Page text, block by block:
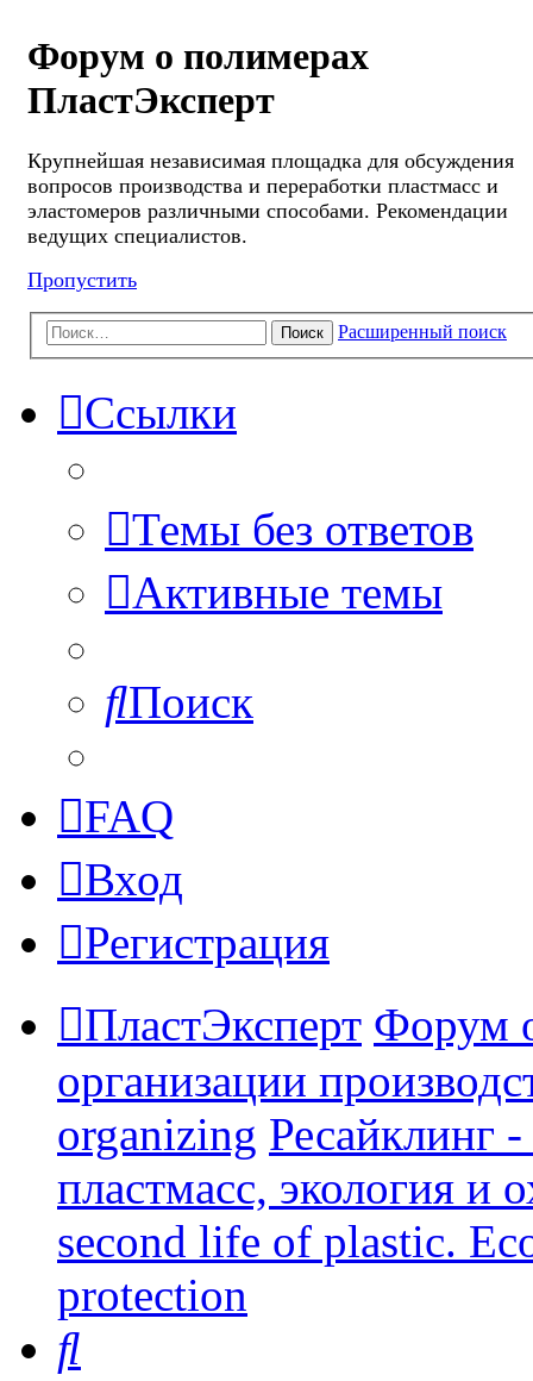
Форум о полимерах
ПластЭксперт
Крупнейшая независимая площадка для обсуждения
вопросов производства и переработки пластмасс и
эластомеров различными способами. Рекомендации
ведущих специалистов.
Пропустить
Поиск Расширенный поиск
Ссылки
Темы без ответов
Активные темы
Поиск
FAQ
Вход
Регистрация
ПластЭксперт Форум
организации
organizing Ресайклинг
пластмасс, экология и
second life of plastic.
protection